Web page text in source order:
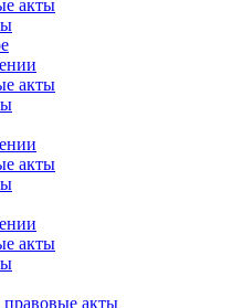
акты
акты
акты
акты
акты